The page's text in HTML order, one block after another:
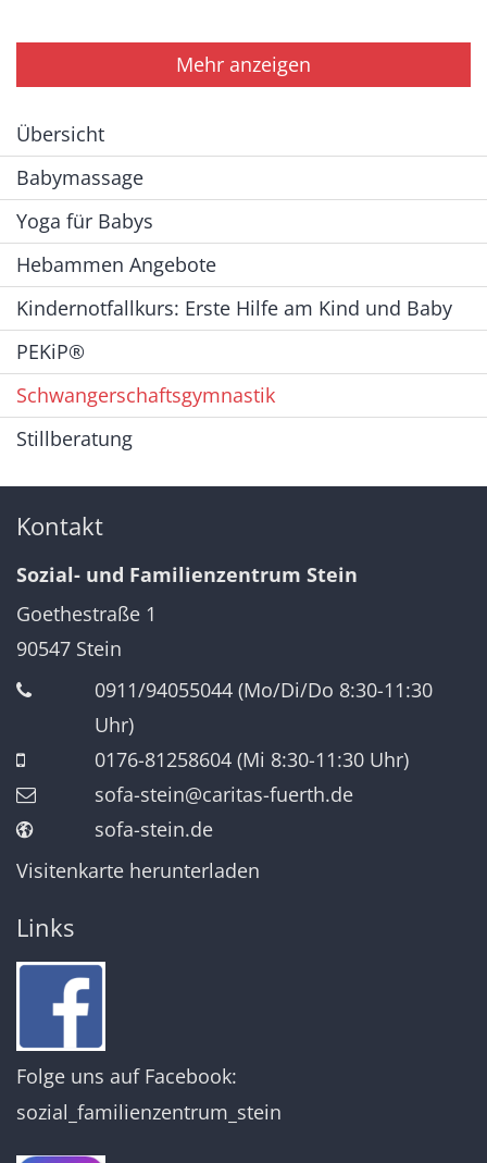
Mehr anzeigen
Übersicht
Babymassage
Yoga für Babys
Hebammen Angebote
Kindernotfallkurs: Erste Hilfe am Kind und Baby
PEKiP®
Schwangerschaftsgymnastik
Stillberatung
Kontakt
Sozial- und Familienzentrum Stein
Goethestraße 1
90547 Stein
0911/94055044 (Mo/Di/Do 8:30-11:30
Uhr)
0176-81258604 (Mi 8:30-11:30 Uhr)
sofa-stein@caritas-fuerth.de
sofa-stein.de
Visitenkarte herunterladen
Links
Folge uns auf Facebook:
sozial_familienzentrum_stein